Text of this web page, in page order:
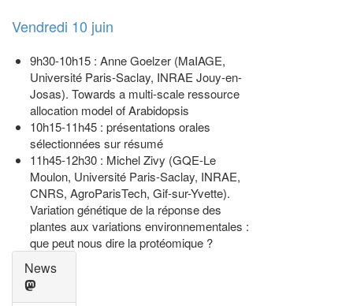
Vendredi 10 juin
9h30-10h15 : Anne Goelzer (MaIAGE,
Université Paris-Saclay, INRAE Jouy-en-
Josas). Towards a multi-scale ressource
allocation model of Arabidopsis
10h15-11h45 : présentations orales
sélectionnées sur résumé
11h45-12h30 : Michel Zivy (GQE-Le
Moulon, Université Paris-Saclay, INRAE,
CNRS, AgroParisTech, Gif-sur-Yvette).
Variation génétique de la réponse des
plantes aux variations environnementales :
que peut nous dire la protéomique ?
News